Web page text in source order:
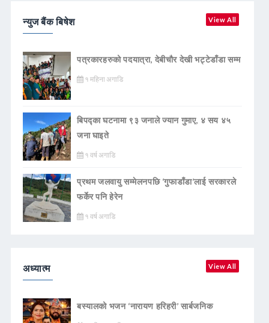
न्युज बैंक बिषेश View All
पत्रकारहरुको पदयात्रा, देबीचौर देखी भट्टेडाँडा सम्म
१ महिना अगाडि
बिपद्का घटनामा ९३ जनाले ज्यान गुमाए, ४ सय ४५
जना घाइते
१ वर्ष अगाडि
प्रथम जलवायु सम्मेलनपछि ‘गुफाडाँडा’लाई सरकारले
फर्केर पनि हेरेन
१ वर्ष अगाडि
अध्यात्म View All
बस्यालको भजन ‘नारायण हरिहरी’ सार्बजनिक